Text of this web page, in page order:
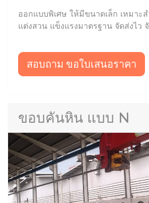
ออกแบบพิเศษ ให้มีขนาดเล็ก เหมาะ
แต่งสวน แข็งแรงมาตรฐาน จัดส่งไว
สอบถาม ขอใบเสนอราคา
ขอบคันหิน แบบ N